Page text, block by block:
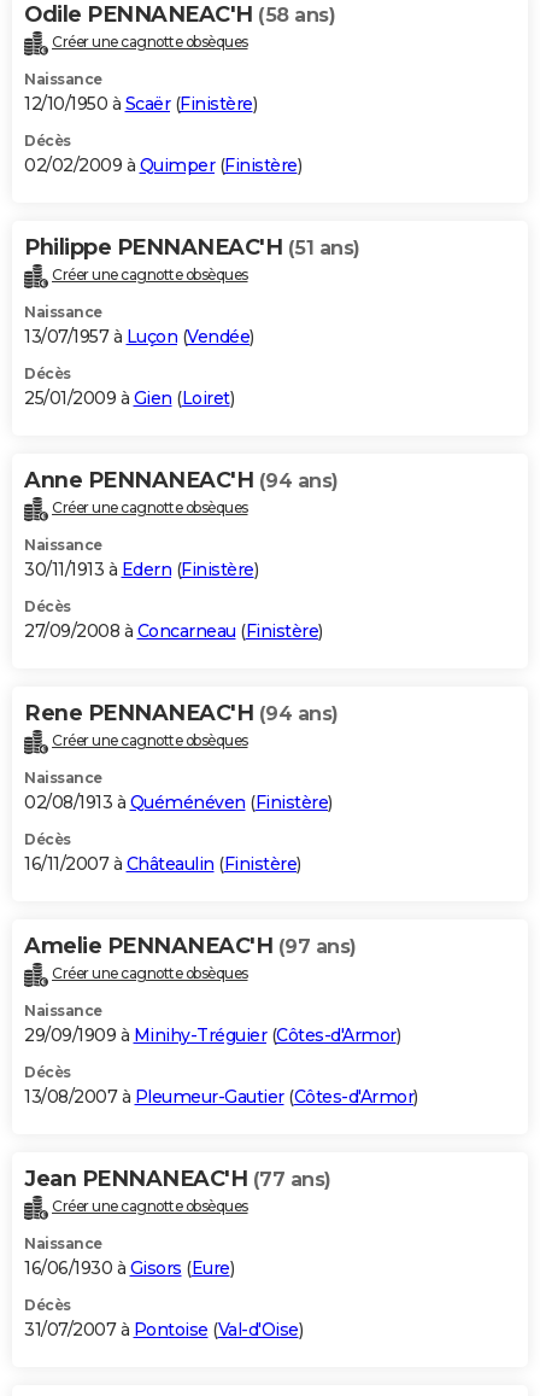
Odile PENNANEAC'H (58 ans)
Créer une cagnotte obsèques
Naissance
12/10/1950 à Scaër(Finistère)
Décès
02/02/2009 à Quimper(Finistère)
Philippe PENNANEAC'H (51 ans)
Créer une cagnotte obsèques
Naissance
13/07/1957 à Luçon (Vendée)
Décès
25/01/2009 à Gien (Loiret)
Anne PENNANEAC'H (94 ans)
Créer une cagnotte obsèques
Naissance
30/11/1913 à Edern (Finistère)
Décès
27/09/2008 à Concarneau (Finistère)
Rene PENNANEAC'H (94 ans)
Créer une cagnotte obsèques
Naissance
02/08/1913 à Quéménéven (Finistère)
Décès
16/11/2007 à Châteaulin (Finistère)
Amelie PENNANEAC'H (97 ans)
Créer une cagnotte obsèques
Naissance
29/09/1909 à Minihy-Tréguier(Côtes-d'Armor)
Décès
13/08/2007 à Pleumeur-Gautier(Côtes-d'Armor)
Jean PENNANEAC'H (77 ans)
Créer une cagnotte obsèques
Naissance
16/06/1930 à Gisors (Eure)
Décès
31/07/2007 à Pontoise (Val-d'Oise)